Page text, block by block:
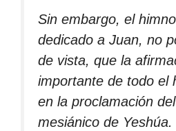
Sin embargo, el
dedicado a Juan, no
de vista, que la
importante de todo el
en la proclamación
mesiánico de Yeshúa.